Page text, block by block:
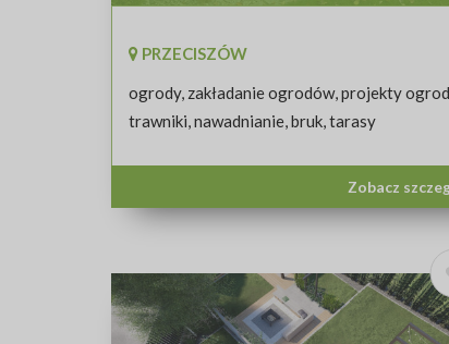
PRZECISZÓW
ogrody, zakładanie ogrodów, projekty
trawniki, nawadnianie, bruk, tarasy
Zobacz